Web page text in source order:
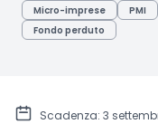
Micro-imprese
PMI
Fondo perduto
Scadenza: 3